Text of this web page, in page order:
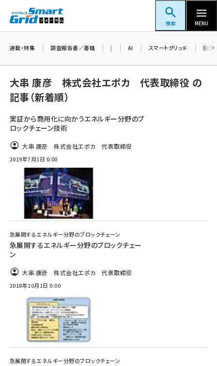
ン
スマートグリッドフォーラム
検索 MENU
新井 (345)
ペロブスカイト (327)
新井宏征 (278)
ngn (265)
大串 (211)
aitras (177)
タンデム (141)
連載・特集 調査報告書／書籍 | AI スマートグリッド 脱炭
大串 康彦 株式会社エポカ 代表取締役 の
記事（新着順）
実証から商用化に向かうエネルギー分野のブ
ロックチェーン技術
大串 康彦 株式会社エポカ 代表取締役
2019年7月1日 0:00
急展開するエネルギー分野のブロックチェーン
急展開するエネルギー分野のブロックチェー
ン
大串 康彦 株式会社エポカ 代表取締役
2018年10月1日 0:00
急展開するエネルギー分野のブロックチェーン